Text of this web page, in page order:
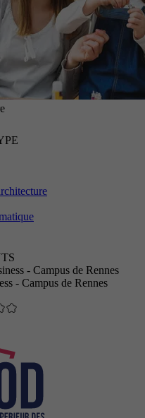
- Campus de Rennes